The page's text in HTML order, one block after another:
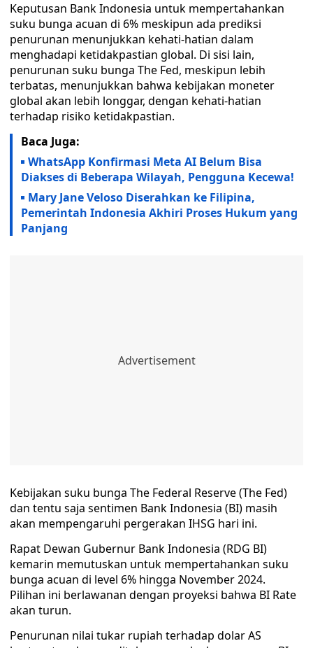
Keputusan Bank Indonesia untuk mempertahankan
suku bunga acuan di 6% meskipun ada prediksi
penurunan menunjukkan kehati-hatian dalam
menghadapi ketidakpastian global. Di sisi lain,
penurunan suku bunga The Fed, meskipun lebih
terbatas, menunjukkan bahwa kebijakan moneter
global akan lebih longgar, dengan kehati-hatian
terhadap risiko ketidakpastian.
Baca Juga:
WhatsApp Konfirmasi Meta AI Belum Bisa
Diakses di Beberapa Wilayah, Pengguna Kecewa!
Mary Jane Veloso Diserahkan ke Filipina,
Pemerintah Indonesia Akhiri Proses Hukum yang
Panjang
Kebijakan suku bunga The Federal Reserve (The Fed)
dan tentu saja sentimen Bank Indonesia (BI) masih
akan mempengaruhi pergerakan IHSG hari ini.
Rapat Dewan Gubernur Bank Indonesia (RDG BI)
kemarin memutuskan untuk mempertahankan suku
bunga acuan di level 6% hingga November 2024.
Pilihan ini berlawanan dengan proyeksi bahwa BI Rate
akan turun.
Penurunan nilai tukar rupiah terhadap dolar AS